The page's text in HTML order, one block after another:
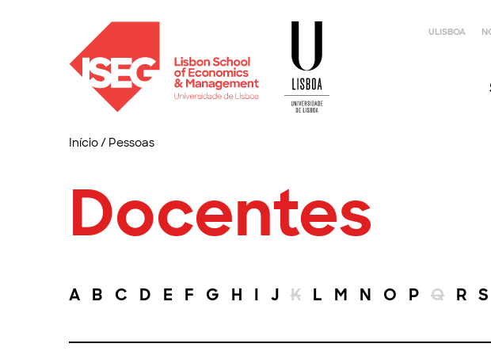
ULISBOA
Início/ Pessoas
Docentes
A B C D E F G H I J K L M N O P Q R S